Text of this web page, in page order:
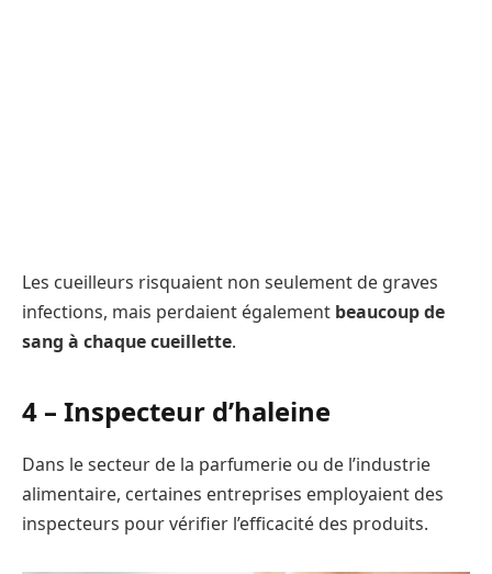
Les cueilleurs risquaient non seulement de graves
infections, mais perdaient également beaucoup de
sang à chaque cueillette.
4 – Inspecteur d’haleine
Dans le secteur de la parfumerie ou de l’industrie
alimentaire, certaines entreprises employaient des
inspecteurs pour vérifier l’efficacité des produits.